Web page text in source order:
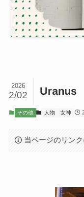
Uranus
2026
2/02
その他 人物 女神
当ページのリン